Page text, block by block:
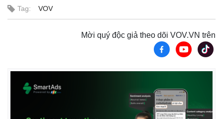
Quan sát
Cuộc sống đó đây
Infographic
Tag: VOV
Mời quý độc giả theo dõi VOV.VN trên